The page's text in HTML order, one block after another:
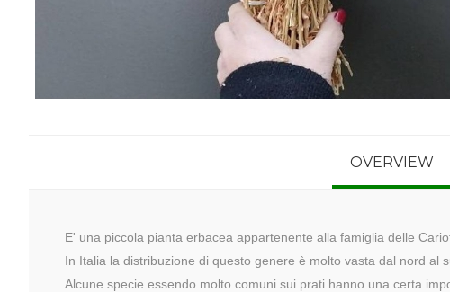
OVERVIEW
E' una piccola pianta erbacea appartenente alla famiglia delle
In Italia la distribuzione di questo genere è molto vasta dal nord al
Alcune specie essendo molto comuni sui prati hanno una certa